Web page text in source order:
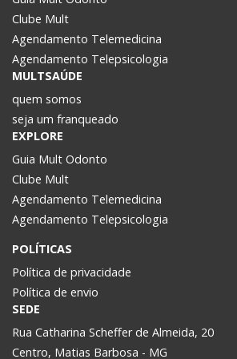
Clube Mult
Agendamento Telemedicina
Agendamento Telepsicologia
MULTSAÚDE
quem somos
seja um franqueado
EXPLORE
Guia Mult Odonto
Clube Mult
Agendamento Telemedicina
Agendamento Telepsicologia
POLÍTICAS
Política de privacidade
Política de envio
SEDE
Rua Catharina Scheffer de Almeida, 20
Centro, Matias Barbosa - MG